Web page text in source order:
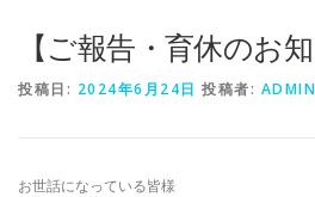
【ご報告・育休のお知
投稿日: 2024年6月24日 投稿者: ADMIN
お世話になっている皆様